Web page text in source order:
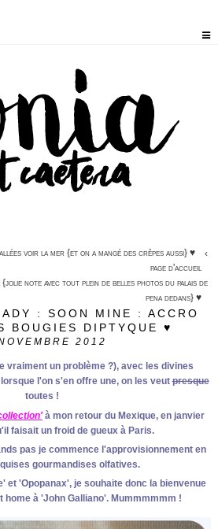
voir la mer {et on a mangé des crêpes aussi} ♥
page d'accueil
note avec tout plein de belles photos du palais de
pena dedans} ♥
: SOON MINE : ACCRO
BOUGIES DIPTYQUE ♥
2012
vraiment un problème ?), avec les divines
l'on s'en offre une, on les veutpresque
toutes !
à mon retour du Mexique, en janvier
faisait un froid de gueux à Paris.
pas je commence l'approvisionnement en
gourmandises olfatives.
et 'Opopanax', je souhaite donc la bienvenue
home à 'John Galliano'. Mummmmmm !